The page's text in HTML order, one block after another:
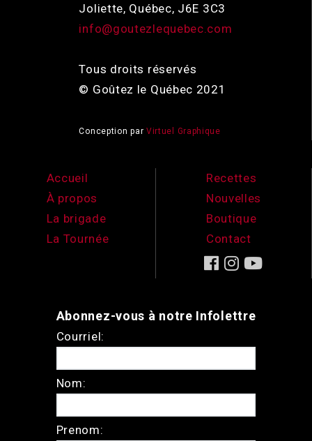
Joliette, Québec, J6E 3C3
info@goutezlequebec.com
Tous droits réservés
© Goûtez le Québec 2021
Conception par Virtuel Graphique
Accueil
À propos
La brigade
La Tournée
Recettes
Nouvelles
Boutique
Contact
Abonnez-vous à notre Infolettre
Courriel:
Nom:
Prenom: